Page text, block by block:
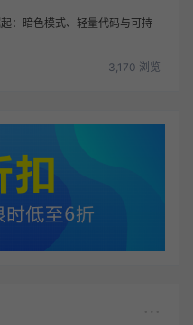
：暗色模式、轻量代码与可持
3,170 浏览